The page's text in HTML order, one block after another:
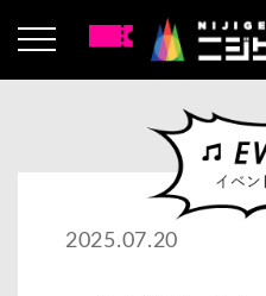
2025.07.20